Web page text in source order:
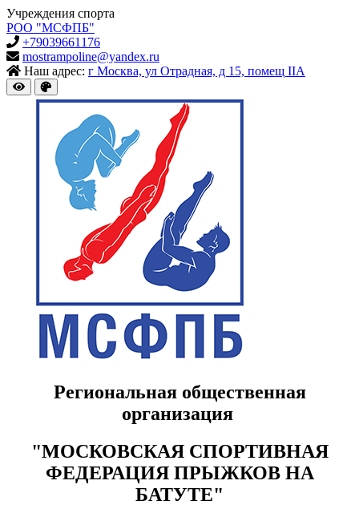
Учреждения спорта
РОО "МСФПБ"
+79039661176
mostrampoline@yandex.ru
Наш адрес: г Москва, ул Отрадная, д 15, помещ IIА
Региональная общественная
организация
"МОСКОВСКАЯ СПОРТИВНАЯ
ФЕДЕРАЦИЯ ПРЫЖКОВ НА
БАТУТЕ"